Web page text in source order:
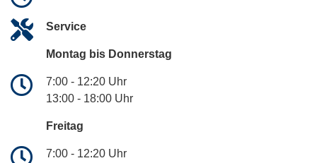
Service
Montag bis Donnerstag
7:00 - 12:20 Uhr
13:00 - 18:00 Uhr
Freitag
7:00 - 12:20 Uhr